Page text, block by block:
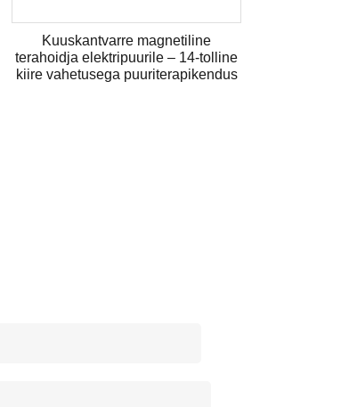
Kuuskantvarre magnetiline
terahoidja elektripuurile – 14-tolline
kiire vahetusega puuriterapikendus